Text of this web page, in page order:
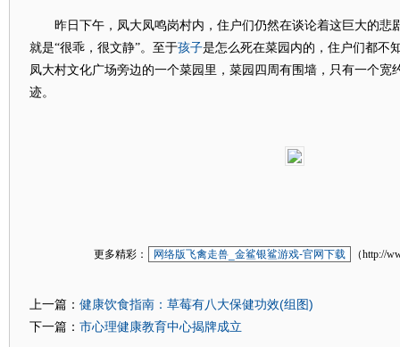
昨日下午，凤大凤鸣岗村内，住户们仍然在谈论着这巨大的悲
就是“很乖，很文静”。至于孩子是怎么死在菜园内的，住户们都不
凤大村文化广场旁边的一个菜园里，菜园四周有围墙，只有一个宽
迹。
更多精彩： 网络版飞禽走兽_金鲨银鲨游戏-官网下载 （http://
上一篇： 健康饮食指南：草莓有八大保健功效(组图)
下一篇： 市心理健康教育中心揭牌成立